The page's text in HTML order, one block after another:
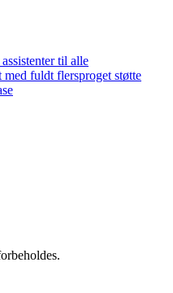
til alle
fuldt flersproget støtte